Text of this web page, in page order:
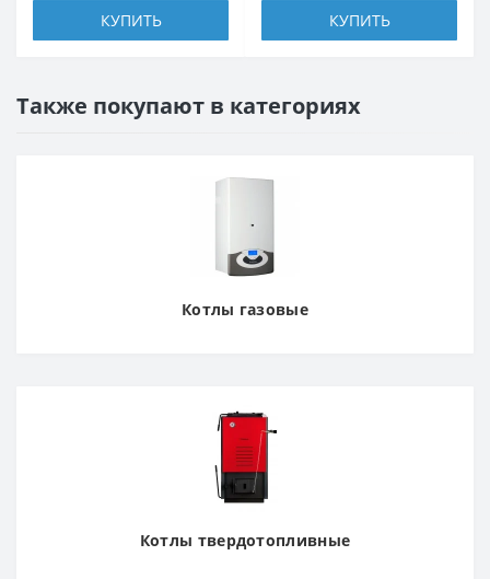
КУПИТЬ КУПИТЬ
Также покупают в категориях
Котлы газовые
Котлы твердотопливные